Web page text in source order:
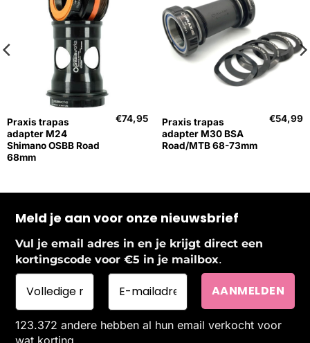
Praxis trapas
adapter M24
Shimano OSBB Road
68mm
€74,95
Praxis trapas
adapter M30 BSA
Road/MTB 68-73mm
€54,99
Meld je aan voor onze nieuwsbrief
Vul je email adres in en je krijgt direct een
kortingscode voor €5 in je mailbox.
123.372 andere hebben al hun email verkocht voor
wat korting